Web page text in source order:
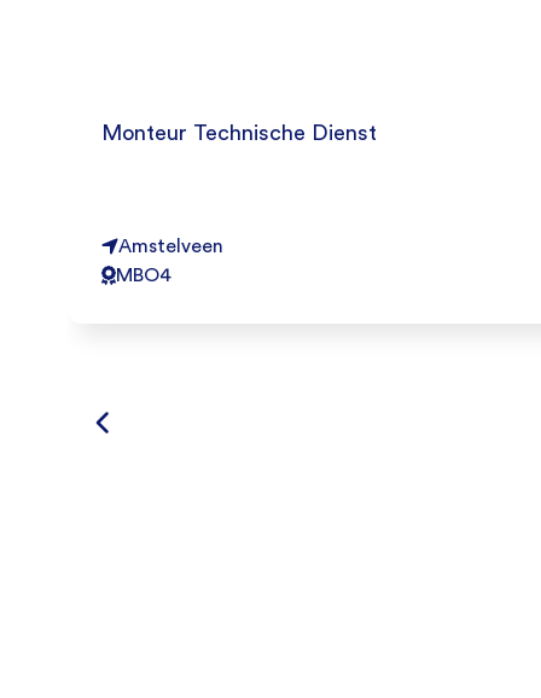
Monteur Technische Dienst
Amstelveen
MBO4